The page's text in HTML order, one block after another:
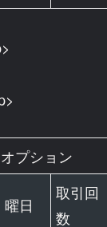
プション
曜日
取引回
数